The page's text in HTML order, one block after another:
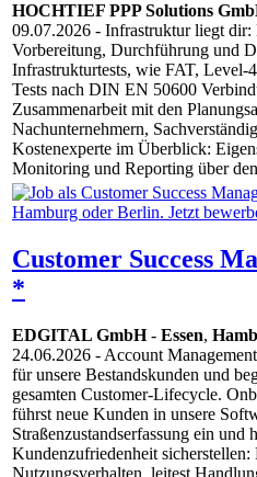
HOCHTIEF PPP Solutions
09.07.2026 - Infrastruktur liegt
Vorbereitung, Durchführung und
Infrastrukturtests, wie FAT, Level-
Tests nach DIN EN 50600
Zusammenarbeit mit den
Nachunternehmern,
Kostenexperte im Überblick:
Monitoring und Reporting über
Customer Success
*
EDGITAL GmbH- Essen,
24.06.2026 - Account
für unsere Bestandskunden und
gesamten Customer-Lifecycle.
führst neue Kunden in unsere
Straßenzustandserfassung ein und
Kundenzufriedenheit